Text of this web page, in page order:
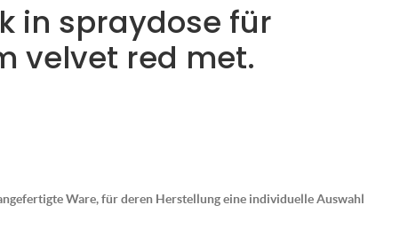
in spraydose für
velvet red met.
Ware, für deren Herstellung eine individuelle Auswahl